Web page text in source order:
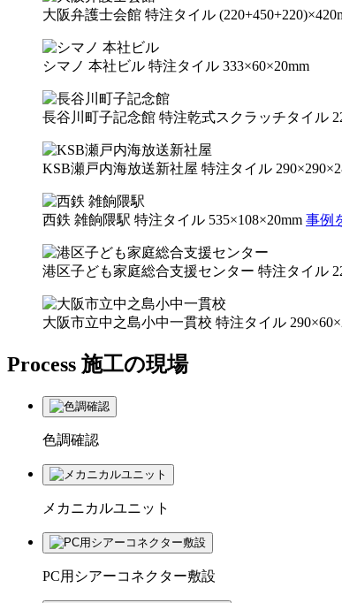
大阪弁護士会館 特注タイル
シマノ 本社ビル 特注タイル 333×60×20mm
長谷川町子記念館 特注乾式スクラッチタイル
KSB瀬戸内海放送新社屋 特注タイル
西鉄 雑餉隈駅 特注タイル 535×108×20mm 事例
港区子ども家庭総合支援センター 特注タイル
大阪市立中之島小中一貫校 特注タイル
Process 施工の現場
色調確認
メカニカルユニット
PC用シアーコネクター敷設